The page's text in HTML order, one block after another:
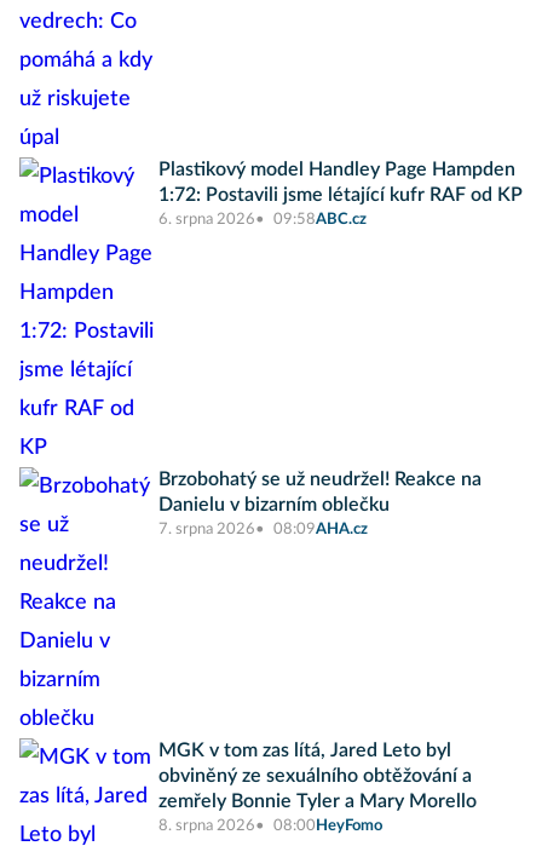
Plastikový model Handley Page Hampden
1:72: Postavili jsme létající kufr RAF od KP
6. srpna 2026 09:58ABC.cz
Brzobohatý se už neudržel! Reakce na
Danielu v bizarním oblečku
7. srpna 2026 08:09AHA.cz
MGK v tom zas lítá, Jared Leto byl
obviněný ze sexuálního obtěžování a
zemřely Bonnie Tyler a Mary Morello
8. srpna 2026 08:00 HeyFomo